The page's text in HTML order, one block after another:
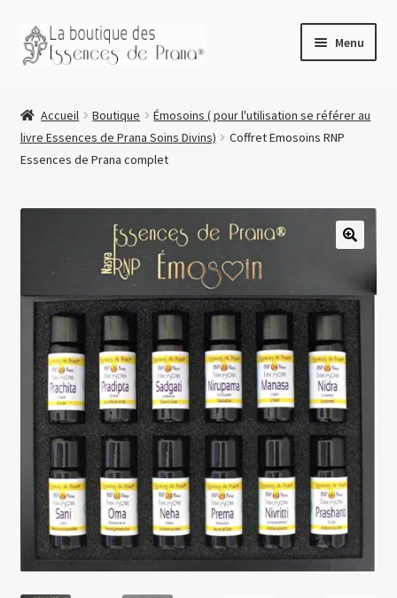
principal
Menu
Boutique
Avant de commander
Connexion/Mon compte
Retirer votre commande à Aigle
Essences de Prana Soins Divins
Conseils d’utilisation
RNV des soins ayurvédiques
Potions magiques RNV
Essences de Prana RNV et RNP
Les secrets du Lotus Rose des Essences de Prana
Le verre violet de MIRON
Marque Essences de Prana
Marque Émosoin
Accueil Boutique
Émosoins ( pour l'utilisation se référer au
livre Essences de Prana Soins Divins)
Coffret Emosoins RNP
Essences de Prana complet